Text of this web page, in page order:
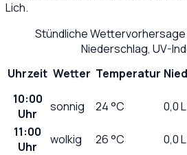
Lich.
Stündliche
Niederschlag, UV-
Uhrzeit Wetter Temperatur
10:00
Uhr
sonnig 24°C 0,0
11:00
Uhr
wolkig 26°C 0,0